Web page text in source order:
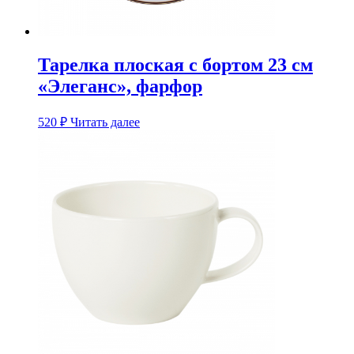
Тарелка плоская с бортом 23 см
«Элеганс», фарфор
520 ₽ Читать далее